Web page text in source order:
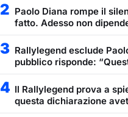
2 Paolo Diana rompe il
fatto. Adesso non
3 Rallylegend esclude
pubblico risponde:
4 Il Rallylegend prova a
questa dichiarazione